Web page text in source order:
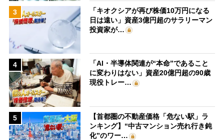
3
「キオクシアが再び株価10万円になる
日は遠い」資産3億円超のサラリーマン
投資家が…
4
「AI・半導体関連が“本命”であること
に変わりはない」資産20億円超の90歳
現役トレー…
5
【首都圏の不動産価格「危ない駅」ラ
ンキング】“中古マンション売れ行き鈍
化”のワー…